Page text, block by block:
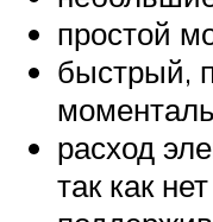
простой
быстрый,
расход
так как